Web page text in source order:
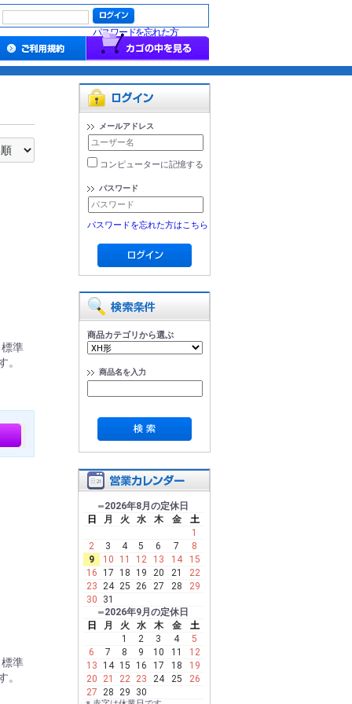
パスワードを忘れた方
準
。
準
。
メールアドレス
コンピューターに記憶する
パスワード
パスワードを忘れた方はこちら
商品カテゴリから選ぶ
商品名を入力
2026年8月の定休日
日
月 火 水 木 金
土
1
2
3 4 5 6 7
8
9
10 11 12 13 14
15
16
17 18 19 20 21
22
23 24 25 26 27 28
29
30
31
2026年9月の定休日
日
月 火 水 木 金
土
1
2 3 4
5
6
7 8 9 10 11
12
13
14 15 16 17 18
19
20
21 22 23 24 25
26
27 28 29 30